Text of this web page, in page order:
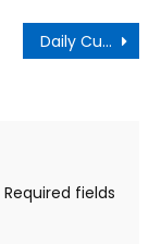
Daily Current Affairs – 02 November 2021
Required fields